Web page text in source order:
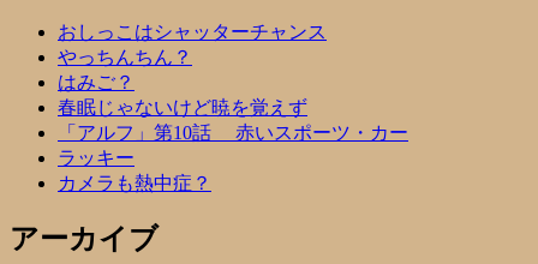
おしっこはシャッターチャンス
やっちんちん？
はみご？
春眠じゃないけど暁を覚えず
「アルフ」第10話 赤いスポーツ・カー
ラッキー
カメラも熱中症？
アーカイブ